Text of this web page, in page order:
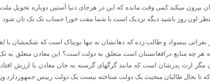
میکند کمی وقت مانده که این در هرجای دنیا آستین دوباره تحویل
اون روز باشید دیگه نزدیک است با شما مفت خورا حساب تک تک تان شود
بیسواد و طالب زده که دهانشان نه تنها بویناک است که شکمشان با
هر چه منابع درافغانستان است متعلق به دولت است؟ این معادن متعلق به
ارث پدرشان است که مانند گرگهای گرسنه به جان معادن با ارزش
که تا بحال طالبان منحیث یک دولت شناخته نیست یک دولت رییس جمهوردارد